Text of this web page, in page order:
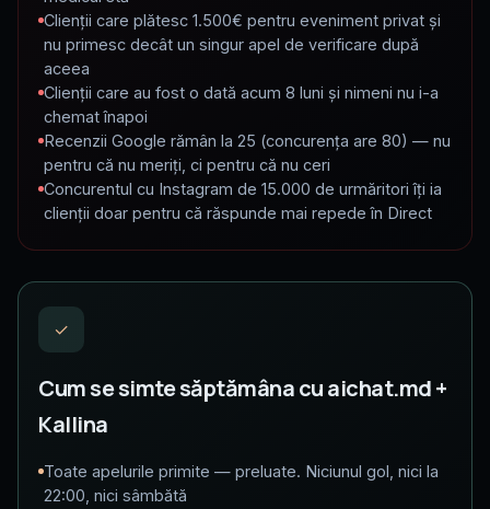
Clienții care plătesc 1.500€ pentru eveniment privat și
nu primesc decât un singur apel de verificare după
aceea
Clienții care au fost o dată acum 8 luni și nimeni nu i-a
chemat înapoi
Recenzii Google rămân la 25 (concurența are 80) — nu
pentru că nu meriți, ci pentru că nu ceri
Concurentul cu Instagram de 15.000 de urmăritori îți ia
clienții doar pentru că răspunde mai repede în Direct
✓
Cum se simte săptămâna cu aichat.md +
Kallina
Toate apelurile primite — preluate. Niciunul gol, nici la
22:00, nici sâmbătă